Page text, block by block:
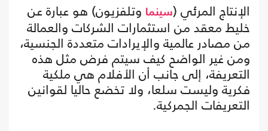
الإنتاج المرئي (سينما وتلفزيون) هو عبارة عن
خليط معقد من استثمارات الشركات والعمالة
من مصادر عالمية والإيرادات متعددة الجنسية،
ومن غير الواضح كيف سيتم فرض مثل هذه
التعريفة، إلى جانب أن الأفلام هي ملكية
فكرية وليست سلعا، ولا تخضع حاليا لقوانين
التعريفات الجمركية.